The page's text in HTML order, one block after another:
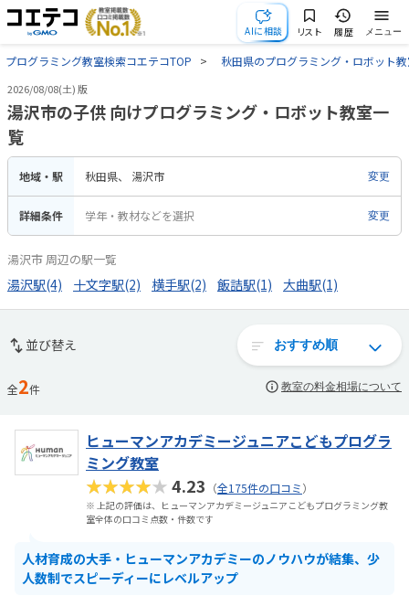
AIに相談 リスト 履歴 メニュー
プログラミング教室検索コエテコTOP 秋田県のプログラミング・ロボット
2026/08/08(土) 版
湯沢市の子供 向けプログラミング・ロボット教室一
覧
地域・駅 秋田県 湯沢市 変更
詳細条件 学年・教材などを選択 変更
湯沢市 周辺の駅一覧
湯沢駅(4) 十文字駅(2) 横手駅(2) 飯詰駅(1) 大曲駅(1)
並び替え
全2件 教室の料金相場について
ヒューマンアカデミージュニアこどもプログラ
ミング教室
★★★★★4.23 （全175件の口コミ）
※ 上記の評価は、ヒューマンアカデミージュニアこどもプログラミング教
室全体の口コミ点数・件数です
人材育成の大手・ヒューマンアカデミーのノウハウが結集、少
人数制でスピーディーにレベルアップ